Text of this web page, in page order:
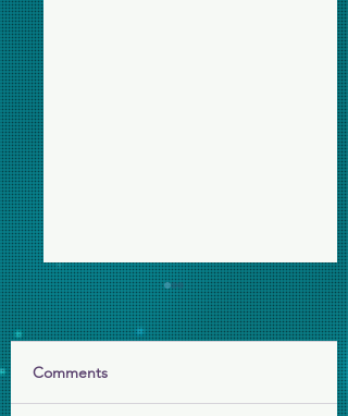
年終感恩短片
Comments